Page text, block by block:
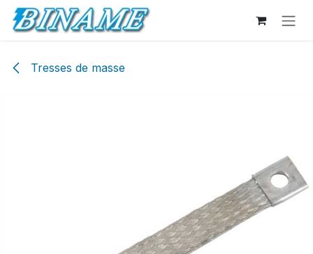
Se rendre au contenu
Tresses de masse